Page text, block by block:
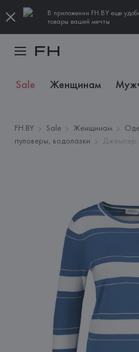
В приложении FH.BY еще
товары вашей мечты
Sale Женщинам
FH.BY Sale Женщинам
пуловеры, водолазки
Джемпер